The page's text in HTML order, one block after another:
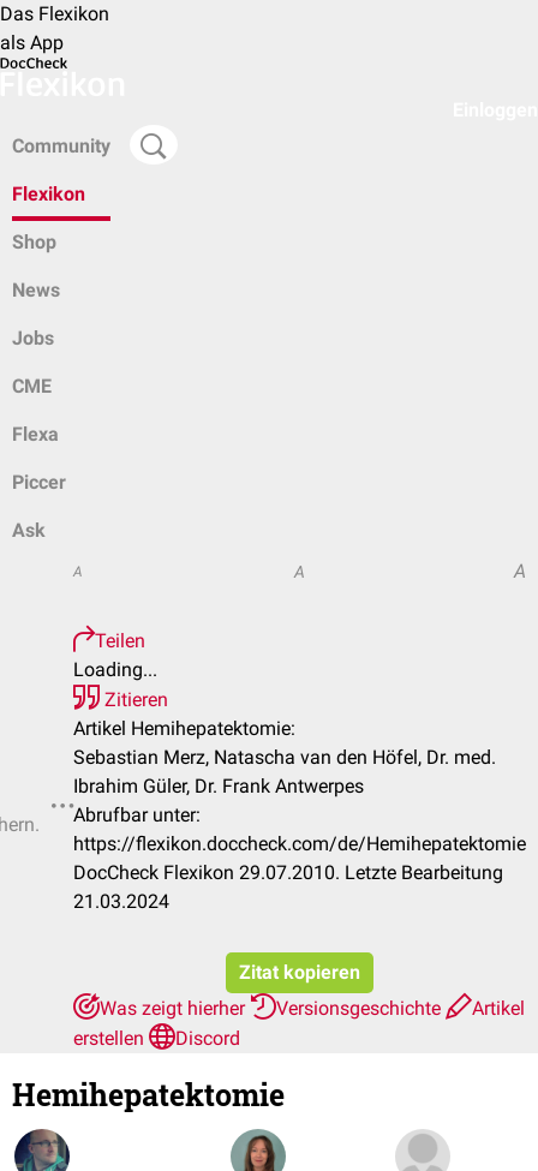
Das Flexikon
als App
Community
Flexikon
Shop
News
Jobs
CME
Flexa
Piccer
Ask
A A A
Teilen
Loading...
Zitieren
Artikel Hemihepatektomie:
Sebastian Merz, Natascha van den Höfel, Dr. med.
Ibrahim Güler, Dr. Frank Antwerpes
Abrufbar unter:
https://flexikon.doccheck.com/de/Hemihepatektomie
DocCheck Flexikon 29.07.2010. Letzte Bearbeitung
21.03.2024
Zitat kopieren
Was zeigt hierher
Versionsgeschichte
Artikel
erstellen
Discord
Hemihepatektomie